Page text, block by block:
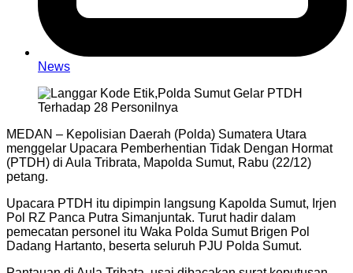
News
MEDAN – Kepolisian Daerah (Polda) Sumatera Utara
menggelar Upacara Pemberhentian Tidak Dengan Hormat
(PTDH) di Aula Tribrata, Mapolda Sumut, Rabu (22/12)
petang.
Upacara PTDH itu dipimpin langsung Kapolda Sumut, Irjen
Pol RZ Panca Putra Simanjuntak. Turut hadir dalam
pemecatan personel itu Waka Polda Sumut Brigen Pol
Dadang Hartanto, beserta seluruh PJU Polda Sumut.